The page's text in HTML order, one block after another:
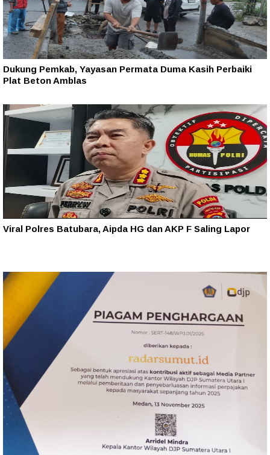
Dukung Pemkab, Yayasan Permata Duma Kasih Perbaiki
Plat Beton Amblas
Viral Polres Batubara, Aipda HG dan AKP F Saling Lapor